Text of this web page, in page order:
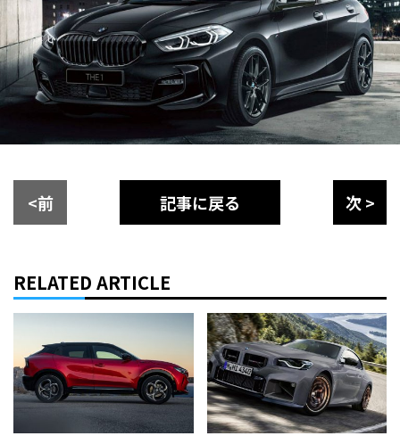
<前 記事に戻る 次 >
RELATED ARTICLE